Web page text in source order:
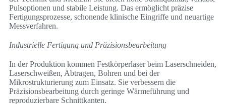
Pulsoptionen und stabile Leistung. Das ermöglicht präzise
Fertigungsprozesse, schonende klinische Eingriffe und neuartige
Messverfahren.
Industrielle Fertigung und Präzisionsbearbeitung
In der Produktion kommen Festkörperlaser beim Laserschneiden,
Laserschweißen, Abtragen, Bohren und bei der
Mikrostrukturierung zum Einsatz. Sie verbessern die
Präzisionsbearbeitung durch geringe Wärmeführung und
reproduzierbare Schnittkanten.